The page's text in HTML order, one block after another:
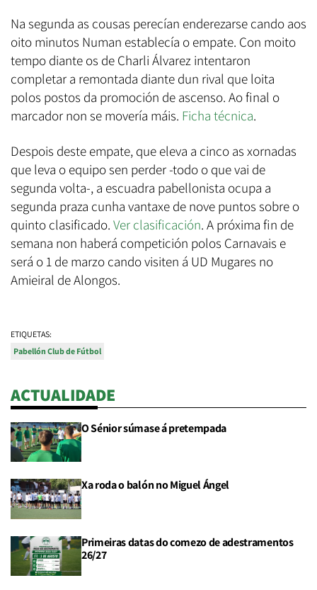
Na segunda as cousas perecían enderezarse cando aos
oito minutos Numan establecía o empate. Con moito
tempo diante os de Charli Álvarez intentaron
completar a remontada diante dun rival que loita
polos postos da promoción de ascenso. Ao final o
marcador non se movería máis. Ficha técnica.
Despois deste empate, que eleva a cinco as xornadas
que leva o equipo sen perder -todo o que vai de
segunda volta-, a escuadra pabellonista ocupa a
segunda praza cunha vantaxe de nove puntos sobre o
quinto clasificado. Ver clasificación. A próxima fin de
semana non haberá competición polos Carnavais e
será o 1 de marzo cando visiten á UD Mugares no
Amieiral de Alongos.
ETIQUETAS:
Pabellón Club de Fútbol
ACTUALIDADE
O Sénior súmase á pretempada
Xa roda o balón no Miguel Ángel
Primeiras datas do comezo de adestramentos
26/27